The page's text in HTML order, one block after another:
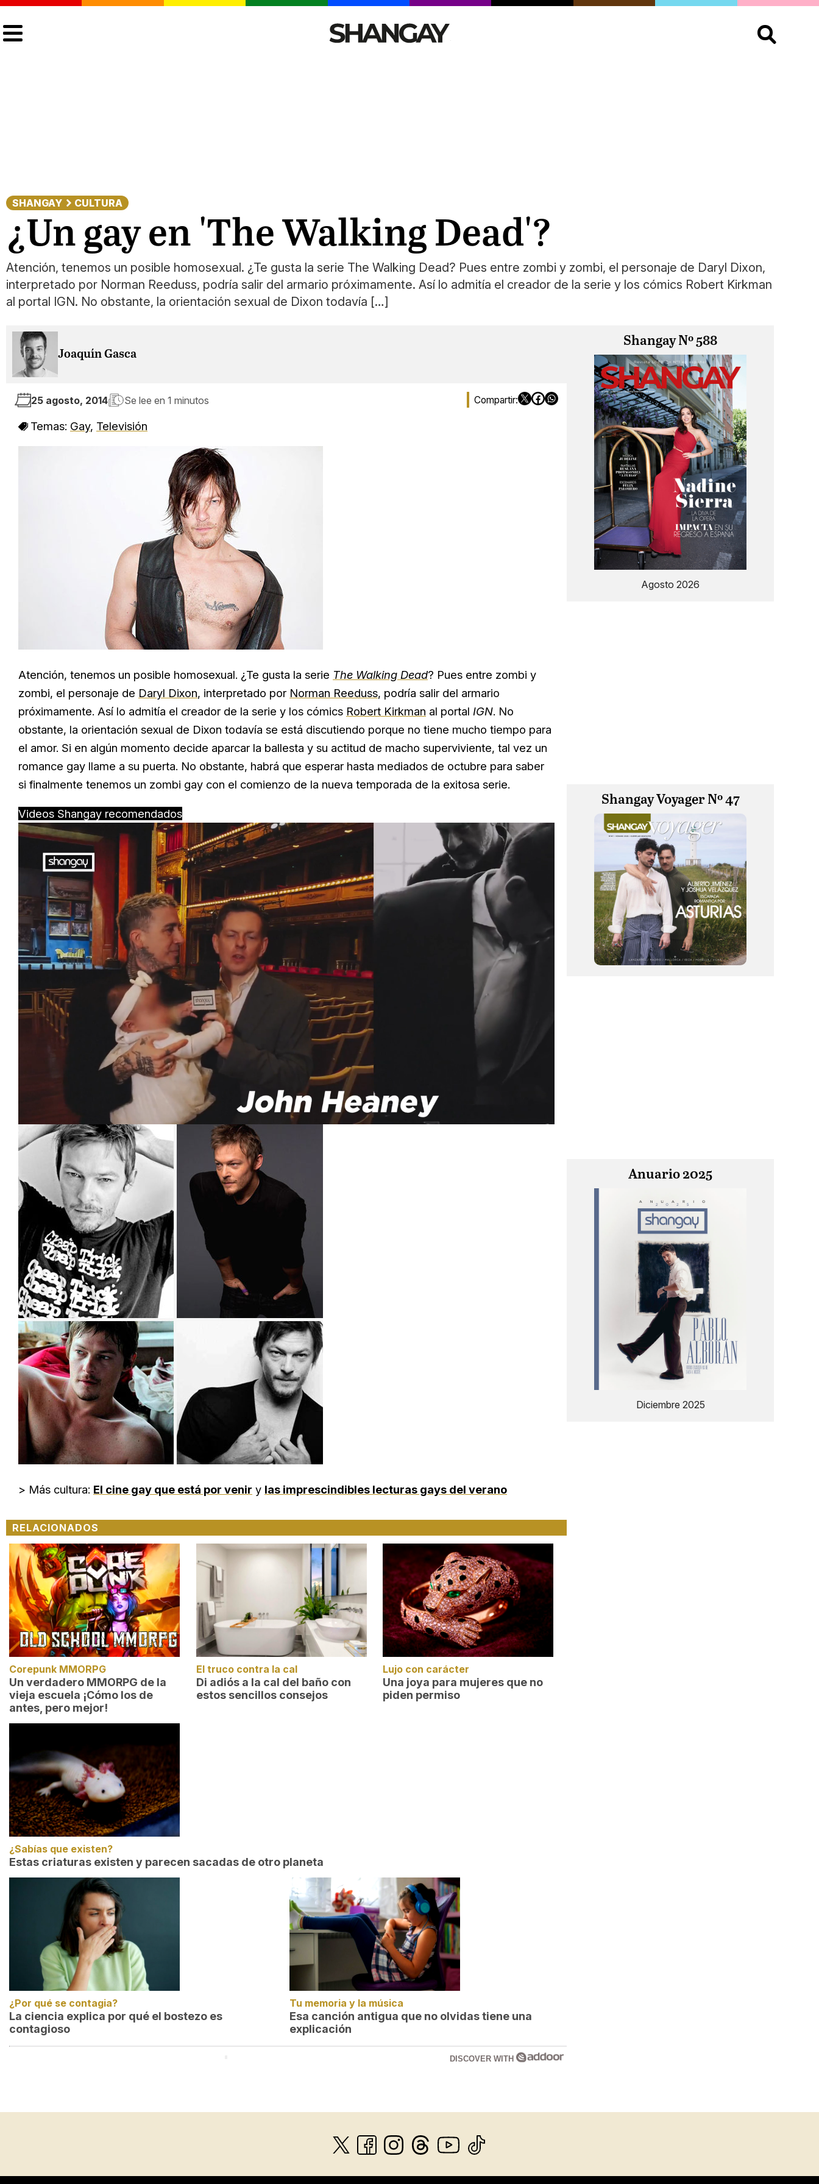
Buscar:
SHANGAY CULTURA
¿Un gay en 'The Walking Dead'?
Atención, tenemos un posible homosexual. ¿Te gusta la serie The Walking Dead? Pues entre zombi y zombi, el personaje de Daryl Dixon,
interpretado por Norman Reeduss, podría salir del armario próximamente. Así lo admitía el creador de la serie y los cómics Robert Kirkman
al portal IGN. No obstante, la orientación sexual de Dixon todavía […]
Joaquín Gasca
25 agosto, 2014 Se lee en 1 minutos
Temas: Gay, Televisión
Atención, tenemos un posible homosexual. ¿Te gusta la serie The Walking Dead? Pues entre zombi y
zombi, el personaje de Daryl Dixon, interpretado por Norman Reeduss, podría salir del armario
próximamente. Así lo admitía el creador de la serie y los cómics Robert Kirkman al portal IGN. No
obstante, la orientación sexual de Dixon todavía se está discutiendo porque no tiene mucho tiempo para
el amor. Si en algún momento decide aparcar la ballesta y su actitud de macho superviviente, tal vez un
romance gay llame a su puerta. No obstante, habrá que esperar hasta mediados de octubre para saber
si finalmente tenemos un zombi gay con el comienzo de la nueva temporada de la exitosa serie.
Videos Shangay recomendados
47.92%
> Más cultura: El cine gay que está por venir y las imprescindibles lecturas gays del verano
RELACIONADOS
Corepunk MMORPG
Un verdadero MMORPG de la
vieja escuela ¡Cómo los de
antes, pero mejor!
El truco contra la cal
Di adiós a la cal del baño con
estos sencillos consejos
Lujo con carácter
Una joya para mujeres que no
piden permiso
¿Sabías que existen?
Estas criaturas existen y parecen sacadas de otro planeta
¿Por qué se contagia?
La ciencia explica por qué el bostezo es
contagioso
Tu memoria y la música
Esa canción antigua que no olvidas tiene una
explicación
DISCOVER WITH
Shangay Nº 588
Agosto 2026
Shangay Voyager Nº 47
Anuario 2025
Diciembre 2025